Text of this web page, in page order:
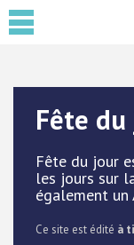
Fête
Fête du jour
les jours sur
également un
Ce site est édité à